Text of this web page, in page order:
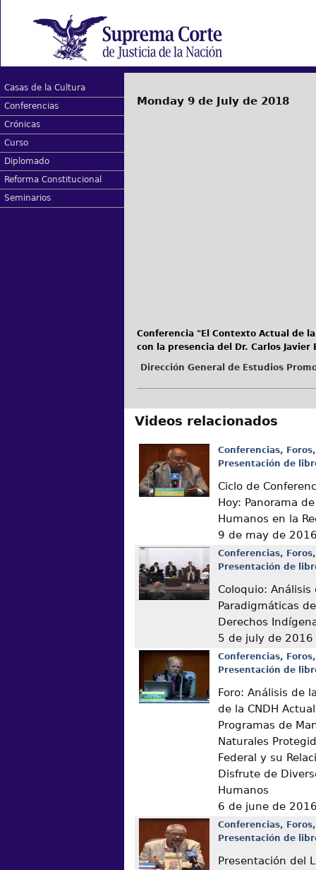
Casas de la Cultura
Conferencias
Crónicas
Curso
Diplomado
Reforma Constitucional
Seminarios
Monday 9 de July de 2018
Conferencia "El Contexto Actual de
con la presencia del Dr. Carlos Javier
Dirección General de Estudios
Videos relacionados
Conferencias,
Presentación de
Ciclo de
Hoy: Panorama
Humanos en la
9 de may de
Conferencias,
Presentación de
Coloquio: Análisis
Paradigmáticas
Derechos
5 de july de 2016
Conferencias,
Presentación de
Foro: Análisis de
de la CNDH
Programas de
Naturales
Federal y su
Disfrute de
Humanos
6 de june de
Conferencias,
Presentación de
Presentación del